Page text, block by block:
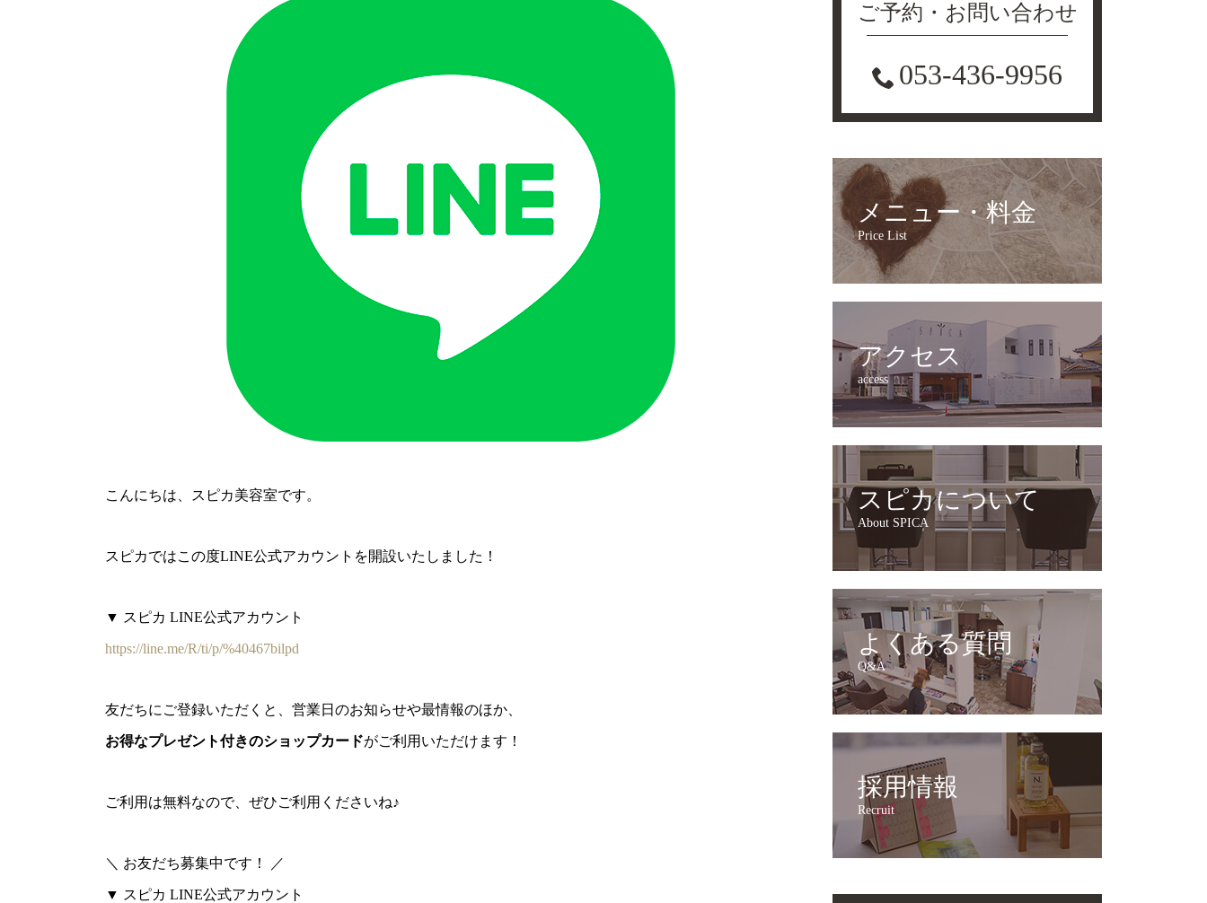
こんにちは、スピカ美容室です。
スピカではこの度LINE公式アカウントを開設いたしました！
▼ スピカ LINE公式アカウント
https://line.me/R/ti/p/%40467bilpd
友だちにご登録いただくと、営業日のお知らせや最情報のほか、
お得なプレゼント付きのショップカードがご利用いただけます！
ご利用は無料なので、ぜひご利用くださいね♪
＼ お友だち募集中です！ ／
▼ スピカ LINE公式アカウント
ご予約・お問い合わせ
053-436-9956
メニュー・料金
Price List
アクセス
access
スピカについて
About SPICA
よくある質問
Q&A
採用情報
Recruit